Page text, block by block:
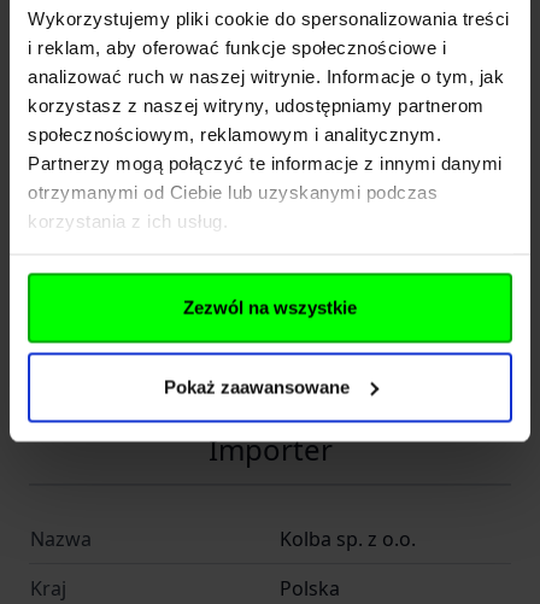
Wykorzystujemy pliki cookie do spersonalizowania treści
i reklam, aby oferować funkcje społecznościowe i
analizować ruch w naszej witrynie. Informacje o tym, jak
korzystasz z naszej witryny, udostępniamy partnerom
społecznościowym, reklamowym i analitycznym.
Partnerzy mogą połączyć te informacje z innymi danymi
otrzymanymi od Ciebie lub uzyskanymi podczas
korzystania z ich usług.
Zezwól na wszystkie
Pokaż zaawansowane
Producent
Nazwa
Leapers, Inc.
USA
Adres
Kod pocztowy
32700
customer.service@utgins.com
Importer
Nazwa
Kolba sp. z o.o.
Kraj
Polska